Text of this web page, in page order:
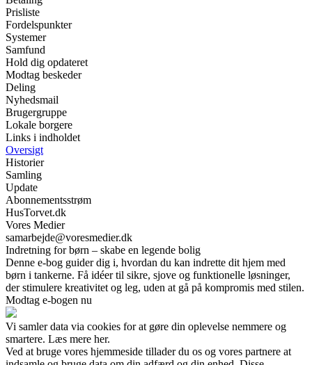
Prisliste
Fordelspunkter
Systemer
Samfund
Hold dig opdateret
Modtag beskeder
Deling
Nyhedsmail
Brugergruppe
Lokale borgere
Links i indholdet
Oversigt
Historier
Samling
Update
Abonnementsstrøm
HusTorvet.dk
Vores Medier
samarbejde@voresmedier.dk
Indretning for børn – skabe en legende bolig
Denne e-bog guider dig i, hvordan du kan indrette dit hjem med
børn i tankerne. Få idéer til sikre, sjove og funktionelle løsninger,
der stimulere kreativitet og leg, uden at gå på kompromis med stilen.
Modtag e-bogen nu
Vi samler data via cookies for at gøre din oplevelse nemmere og
smartere. Læs mere her.
Ved at bruge vores hjemmeside tillader du os og vores partnere at